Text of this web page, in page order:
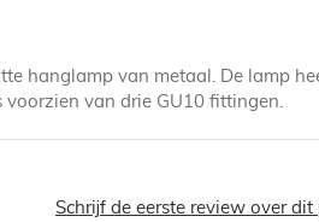
hanglamp van metaal. De lamp
voorzien van drie GU10 fittingen.
Schrijf de eerste review over